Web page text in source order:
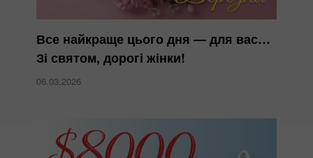
Все найкраще цього дня — для вас…
Зі святом, дорогі жінки!
06.03.2026